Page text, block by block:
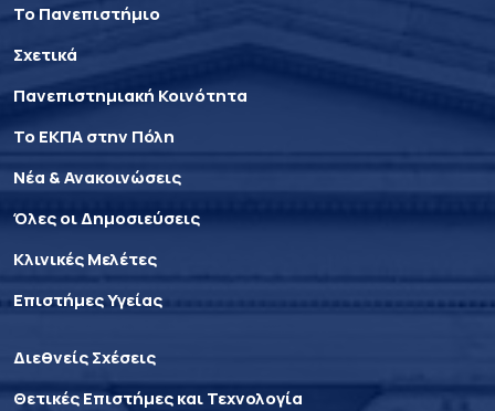
Το Πανεπιστήμιο
Σχετικά
Πανεπιστημιακή Κοινότητα
Το ΕΚΠΑ στην Πόλη
Νέα & Ανακοινώσεις
Όλες οι Δημοσιεύσεις
Κλινικές Μελέτες
Επιστήμες Υγείας
Διεθνείς Σχέσεις
Θετικές Επιστήμες και Τεχνολογία